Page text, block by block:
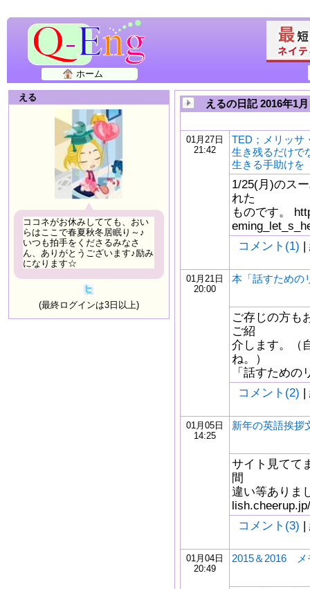
ホーム
える
ココネがお休みしてても、おい
らはここで春夏秋冬居眠り～♪
いつも拍手をくださるみなさ
ん、ありがとうございます♪励み
になります☆
(最終ログインは3日以上)
えるの日記 2016年1月
01月27日
21:42
TED；メリッサ
生き残るだけで
生きる手助けを
1/25(月)のス
れた
ものです。
コメント(1) |
01月21日
20:00
本「話すための
ご存じの方も
ご紹
介します。（
ね。）
「話すため
コメント(2) |
01月05日
14:25
新年の英語挨拶
サイト見てて
間
違い等ありま
コメント(3) |
01月04日
20:49
2015＆2016 メ